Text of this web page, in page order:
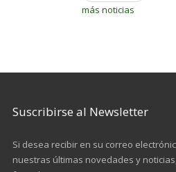
más noticias
Suscribirse al Newsletter
Si desea recibir en su correo
nuestras últimas novedades y